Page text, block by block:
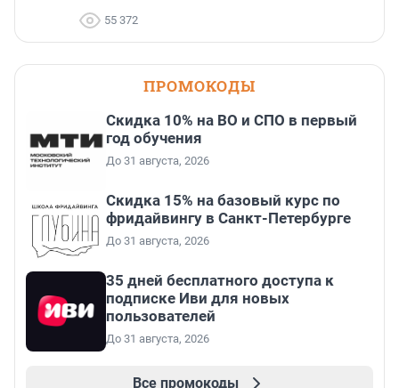
55 372
ПРОМОКОДЫ
Скидка 10% на ВО и СПО в первый
год обучения
До 31 августа, 2026
Скидка 15% на базовый курс по
фридайвингу в Санкт-Петербурге
До 31 августа, 2026
35 дней бесплатного доступа к
подписке Иви для новых
пользователей
До 31 августа, 2026
Все промокоды